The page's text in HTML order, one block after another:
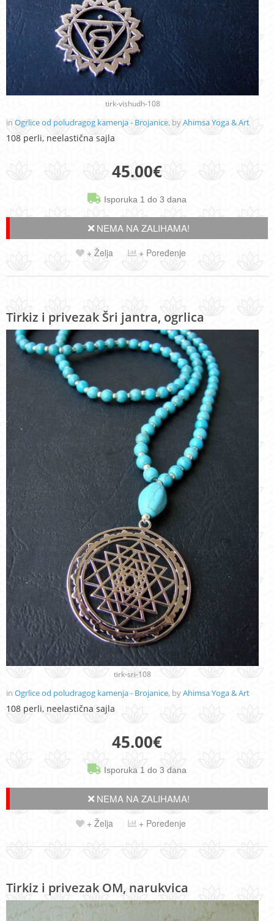
tirk-vishudh-108
in Ogrlice od poludragog kamenja - Brojanice, byAhimsa Yoga & Art
108 perli, neelastična sajla
45.00€
Isporuka 1 do 3 dana
NEMA NA ZALIHAMA!
+ Želja + Poređenje
Tirkiz i privezak Šri jantra, ogrlica
tirk-sri-108
in Ogrlice od poludragog kamenja - Brojanice, byAhimsa Yoga & Art
108 perli, neelastična sajla
45.00€
Isporuka 1 do 3 dana
NEMA NA ZALIHAMA!
+ Želja + Poređenje
Tirkiz i privezak OM, narukvica